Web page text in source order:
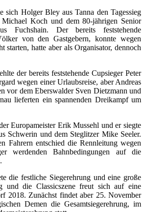
sich Holger Bley aus Tanna den Tagessieg
Koch und dem 80-jährigen Senior
Fuchshain. Der bereits feststehende
von den Gastgebern, konnte wegen
starten, hatte aber als Organisator, dennoch
der bereits feststehende Cupsieger Peter
wegen einer Urlaubsreise, aber Andreas
vor dem Eberswalder Sven Dietzmann und
lieferten ein spannenden Dreikampf um
Europameister Erik Mussehl und er siegte
Schwerin und dem Steglitzer Mike Seeler.
Fahrern entschied die Rennleitung wegen
werdenden Bahnbedingungen auf die
die festliche Siegerehrung und eine große
und die Classicszene freut sich auf eine
2018. Zunächst findet aber 25. November
Demen die Gesamtsiegerehrung, im